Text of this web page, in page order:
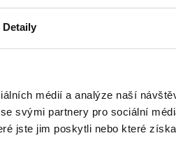
Detaily
médií a analýze naší
svými partnery pro sociální
jste jim poskytli nebo které
bezpečnosti a
Nečas; Krize ve
- Karolína
týden nedošlo v Otázkách
politiků. Premiér Nečas
pořadu, vicepremiérka